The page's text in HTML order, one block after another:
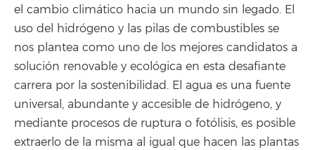
el cambio climático hacia un mundo sin legado. El
uso del hidrógeno y las pilas de combustibles se
nos plantea como uno de los mejores candidatos a
solución renovable y ecológica en esta desafiante
carrera por la sostenibilidad. El agua es una fuente
universal, abundante y accesible de hidrógeno, y
mediante procesos de ruptura o fotólisis, es posible
extraerlo de la misma al igual que hacen las plantas